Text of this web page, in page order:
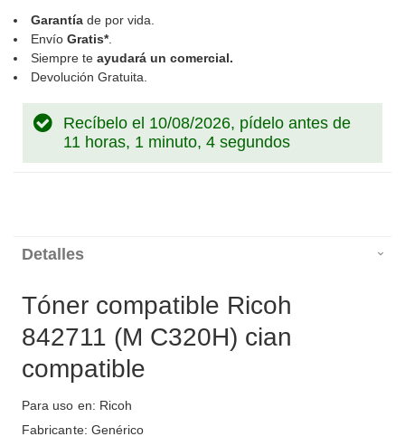
Garantía de por vida.
Envío Gratis*.
Siempre te ayudará un comercial.
Devolución Gratuita.
Recíbelo el 10/08/2026, pídelo antes de
11 horas, 1 minuto, 4 segundos
Detalles
Tóner compatible Ricoh
842711 (M C320H) cian
compatible
Para uso en: Ricoh
Fabricante: Genérico